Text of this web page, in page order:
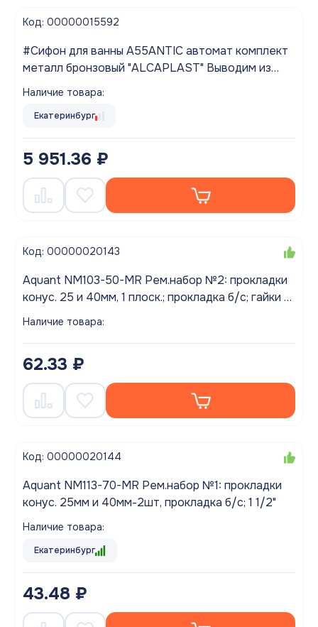
Код: 00000015592
#Сифон для ванны A55ANTIC автомат комплект
металл бронзовый "ALCAPLAST" Выводим из
ассортимента!
Наличие товара:
Екатеринбург
5 951.36 ₽
Код: 00000020143
Aquant NM103-50-MR Рем.набор №2: прокладки
конус. 25 и 40мм, 1 плоск.; прокладка б/с; гайки 1
1/2" и 1"
Наличие товара:
62.33 ₽
Код: 00000020144
Aquant NM113-70-MR Рем.набор №1: прокладки
конус. 25мм и 40мм-2шт, прокладка б/с; 1 1/2"
Наличие товара:
Екатеринбург
43.48 ₽